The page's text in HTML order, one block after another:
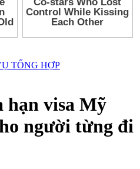
TỔNG HỢP
hạn visa Mỹ
người từng đi